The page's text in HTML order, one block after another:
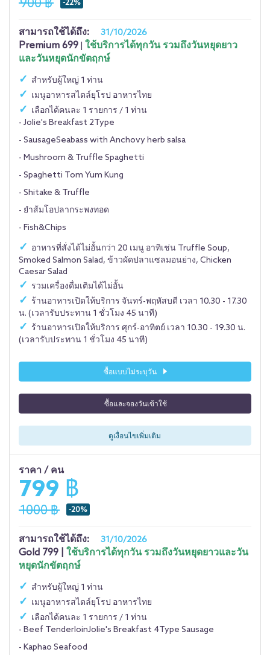
900 ฿ -22%
สามารถใช้ได้ถึง: 31/10/2026
Premium 699 ใช้บริการได้ทุกวัน รวมถึงวันหยุดยาว
และวันหยุดนักขัตฤกษ์
สำหรับผู้ใหญ่ 1 ท่าน
เมนูอาหารสไตล์ยุโรป อาหารไทย
เลือกได้คนละ 1 รายการ / 1 ท่าน
- Jolie's Breakfast 2Type
- SausageSeabass with Anchovy herb salsa
- Mushroom & Truffle Spaghetti
- Spaghetti Tom Yum Kung
- Shitake & Truffle
- ยำส้มโอปลากระพงทอด
- Fish&Chips
อาหารที่สั่งได้ไม่อั้นกว่า 20 เมนู อาทิเช่น Truffle Soup,
Smoked Salmon Salad, ข้าวผัดปลาแซลมอนย่าง, Chicken
Caesar Salad
รวมเครื่องดื่มเติมได้ไม่อั้น
ร้านอาหารเปิดให้บริการ จันทร์-พฤหัสบดี เวลา 10.30 - 17.30
น. (เวลารับประทาน 1 ชั่วโมง 45 นาที)
ร้านอาหารเปิดให้บริการ ศุกร์-อาทิตย์ เวลา 10.30 - 19.30 น.
(เวลารับประทาน 1 ชั่วโมง 45 นาที)
ซื้อแบบไม่ระบุวัน
ซื้อและจองวันเข้าใช้
ดูเงื่อนไขเพิ่มเติม
ราคา / คน
799 ฿
1000 ฿ -20%
สามารถใช้ได้ถึง: 31/10/2026
Gold 799 | ใช้บริการได้ทุกวัน รวมถึงวันหยุดยาวและวัน
หยุดนักขัตฤกษ์
สำหรับผู้ใหญ่ 1 ท่าน
เมนูอาหารสไตล์ยุโรป อาหารไทย
เลือกได้คนละ 1 รายการ / 1 ท่าน
- Beef TenderloinJolie's Breakfast 4Type Sausage
- Kaphao Seafood